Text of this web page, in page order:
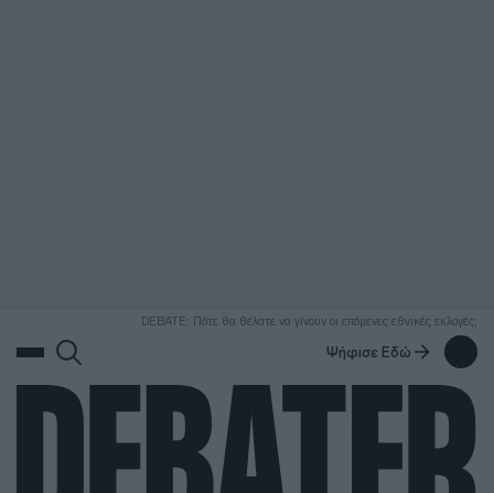
DEBATE: Πότε θα θέλατε να γίνουν οι επόμενες εθνικές εκλογές;
Ψήφισε Εδώ